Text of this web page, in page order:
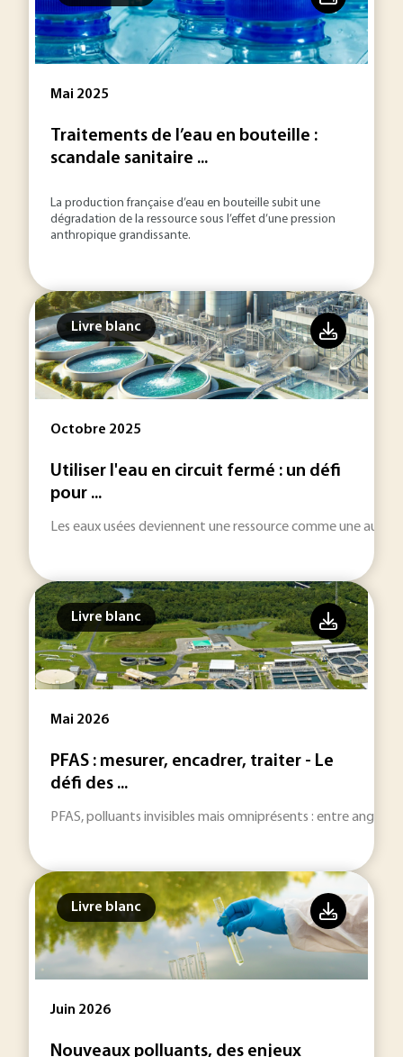
Mai 2025
Traitements de l’eau en bouteille :
scandale sanitaire ...
La production française d’eau en bouteille subit une
dégradation de la ressource sous l’effet d’une pression
anthropique grandissante.
Livre blanc
Octobre 2025
Utiliser l'eau en circuit fermé : un défi
pour ...
Les eaux usées deviennent une ressource comme une autre
Livre blanc
Mai 2026
PFAS : mesurer, encadrer, traiter - Le
défi des ...
PFAS, polluants invisibles mais omniprésents : entre angles
Livre blanc
Juin 2026
Nouveaux polluants, des enjeux